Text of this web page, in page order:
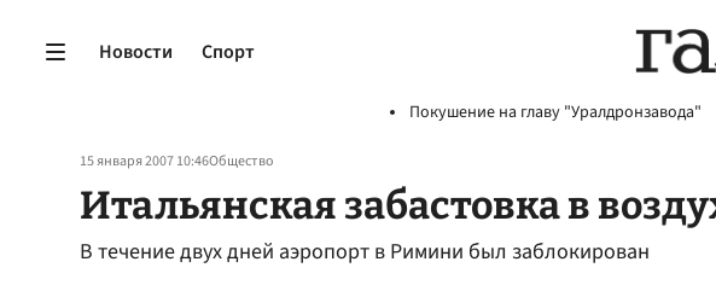
Новости Спорт
Покушение на главу "Уралдронзавода"
15 января 2007 10:46Общество
Итальянская забастовка в
В течение двух дней аэропорт в Римини был заблокирован